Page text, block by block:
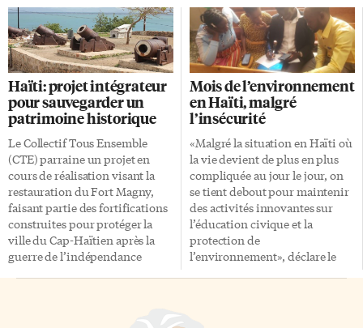
17 juin 2025. Haïti est confronté
à une confluence de défis sans
précédent, notamment une
violence généralisée liée aux
gangs, une grave crise
humanitaire et un paysage
politique fragile. Des rapports
indiquent une détérioration de
la situation sécuritaire, les
gangs criminels contrôlant de
plus en plus de vastes zones, ce
qui […]
«Le 18 mai 1803, pendant la
Révolution haïtienne contre la
domination coloniale française,
le chef révolutionnaire Jean-
Jacques Dessalines, général de
l’armée haïtienne, aurait
arraché la bande blanche du
drapeau tricolore français,
supprimant symboliquement la
couleur des colonisateurs. Les
bandes rouges et bleues
restantes furent ensuite
cousues ensemble par
Catherine Flon, filleule de Jean-
Jacques Dessalines, créant ainsi
la première version du drapeau
Haïti: projet intégrateur
pour sauvegarder un
patrimoine historique
Le Collectif Tous Ensemble
(CTE) parraine un projet en
cours de réalisation visant la
restauration du Fort Magny,
faisant partie des fortifications
construites pour protéger la
ville du Cap-Haïtien après la
guerre de l’indépendance
Mois de l’environnement
en Haïti, malgré
l’insécurité
«Malgré la situation en Haïti où
la vie devient de plus en plus
compliquée au jour le jour, on
se tient debout pour maintenir
des activités innovantes sur
l’éducation civique et la
protection de
l’environnement», déclare le